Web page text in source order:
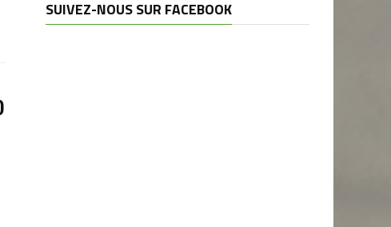
SUIVEZ-NOUS SUR FACEBOOK